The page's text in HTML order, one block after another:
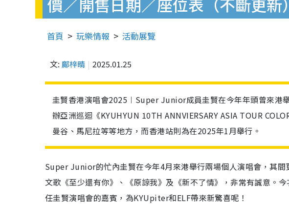
首頁 玩樂情報 活動展覽
文: 鄺梓晴 2025.01.25
圭賢香港演唱會2025︱Super Junior成員圭賢在今年年頭曾來港
辦亞洲巡迴《KYUHYUN 10TH ANNVIERSARY ASIA TOUR
曼谷、馬尼拉等等地方，而香港站則為在2025年1月舉行。
Super Junior的忙內圭賢在今年4月來港舉行兩場個人演唱會，其
文歌《至少還有你》、《原諒我》及《新不了情》，非常有誠意。
任圭賢演唱會的嘉賓，為KYUpiter和ELF帶來新驚喜呢！